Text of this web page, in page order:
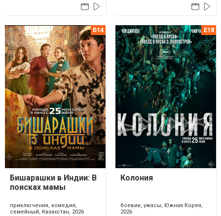
Бишарашки в Индии: В
поисках мамы
приключения, комедия,
семейный, Казахстан, 2026
Колония
боевик, ужасы, Южная Корея,
2026